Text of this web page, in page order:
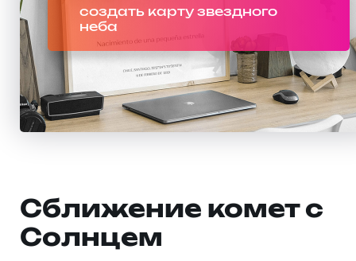
создать карту звездного
неба
Сближение комет с
Солнцем